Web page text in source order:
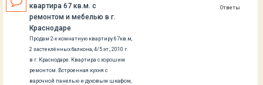
квартира 67 кв.м. с
ремонтом и мебелью в г.
Краснодаре
Продам 2-х комнатную квартиру 67кв.м,
2 застеклённых балкона, 4/5 эт., 2010 г.
в г. Краснодаре. Квартира с хорошим
ремонтом. Встроенная кухня с
варочной панелью и духовым шкафом,
Ответы